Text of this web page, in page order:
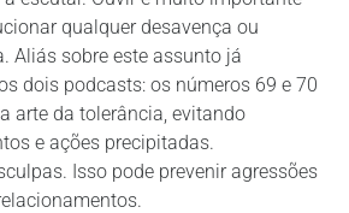
qualquer desavença ou
Aliás sobre este assunto já
dois podcasts: os números 69 e 70
arte da tolerância, evitando
e ações precipitadas.
Isso pode prevenir agressões